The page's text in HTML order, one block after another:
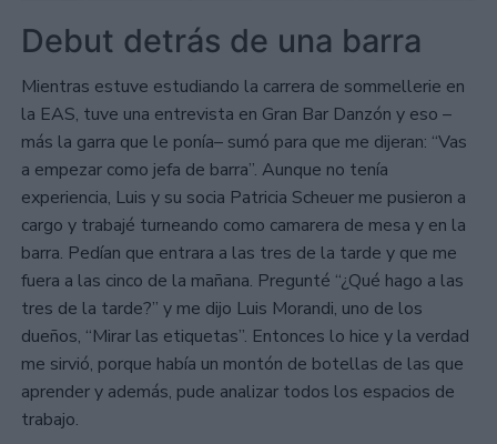
Debut detrás de una barra
Mientras estuve estudiando la carrera de sommellerie en
la EAS, tuve una entrevista en Gran Bar Danzón y eso –
más la garra que le ponía– sumó para que me dijeran: “Vas
a empezar como jefa de barra”. Aunque no tenía
experiencia, Luis y su socia Patricia Scheuer me pusieron a
cargo y trabajé turneando como camarera de mesa y en la
barra. Pedían que entrara a las tres de la tarde y que me
fuera a las cinco de la mañana. Pregunté “¿Qué hago a las
tres de la tarde?” y me dijo Luis Morandi, uno de los
dueños, “Mirar las etiquetas”. Entonces lo hice y la verdad
me sirvió, porque había un montón de botellas de las que
aprender y además, pude analizar todos los espacios de
trabajo.